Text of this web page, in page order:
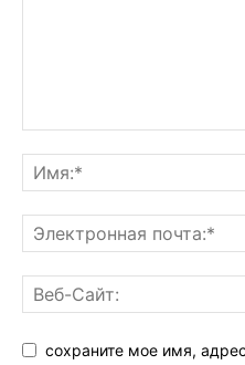
сохраните мое имя,